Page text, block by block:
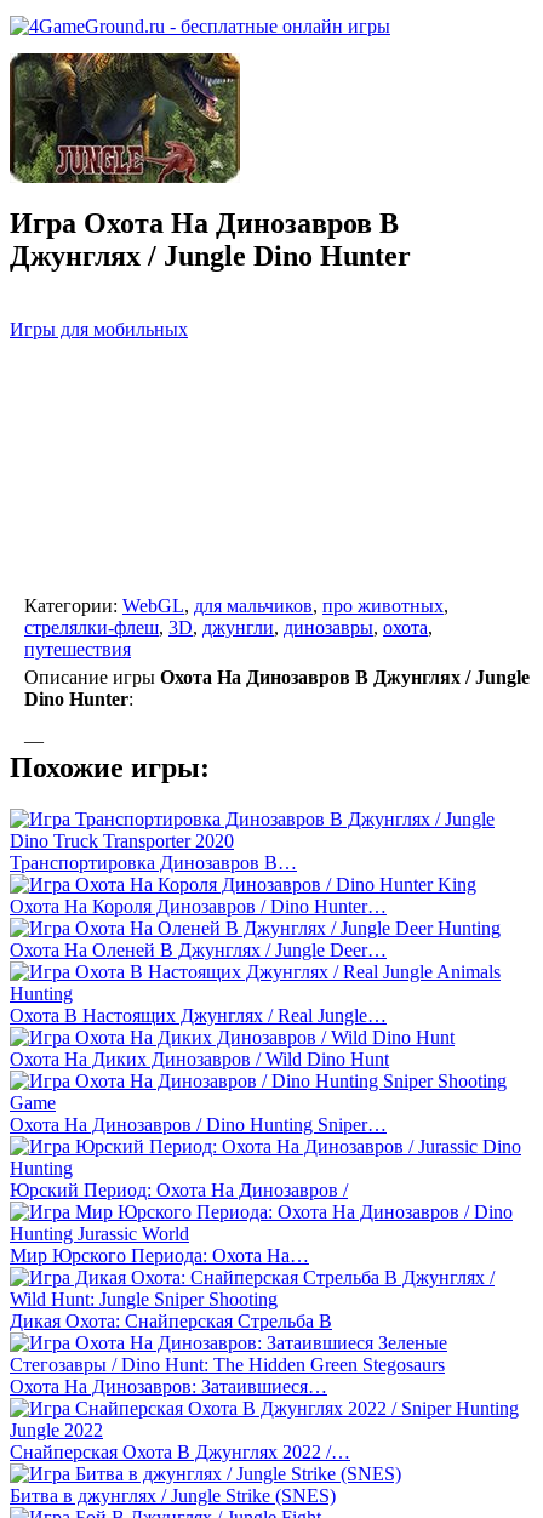
Игра Охота На Динозавров В
Джунглях / Jungle Dino Hunter
Игры для мобильных
Категории: WebGL, для мальчиков, про животных,
стрелялки-флеш, 3D, джунгли, динозавры, охота,
путешествия
Описание игры Охота На Динозавров В Джунглях / Jungle
Dino Hunter:
—
Похожие игры:
Транспортировка Динозавров В…
Охота На Короля Динозавров / Dino Hunter…
Охота На Оленей В Джунглях / Jungle Deer…
Охота В Настоящих Джунглях / Real Jungle…
Охота На Диких Динозавров / Wild Dino Hunt
Охота На Динозавров / Dino Hunting Sniper…
Юрский Период: Охота На Динозавров /
Мир Юрского Периода: Охота На…
Дикая Охота: Снайперская Стрельба В
Охота На Динозавров: Затаившиеся…
Снайперская Охота В Джунглях 2022 /…
Битва в джунглях / Jungle Strike (SNES)